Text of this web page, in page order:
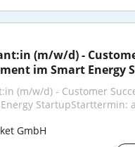
(m/w/d) -
im Smart Energy
(m/w/d) - Customer
StartupStarttermin:
GmbH